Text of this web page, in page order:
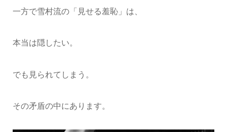
一方で雪村流の「見せる羞恥」は、
本当は隠したい。
でも見られてしまう。
その矛盾の中にあります。